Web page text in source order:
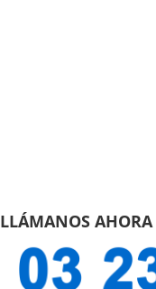
LLÁMANOS AHORA